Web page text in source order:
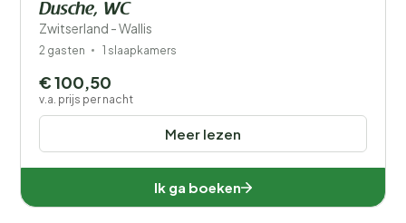
Dusche, WC
Zwitserland - Wallis
2 gasten 1 slaapkamers
Meer lezen
€ 100,50
v.a. prijs per nacht
Ik ga boeken